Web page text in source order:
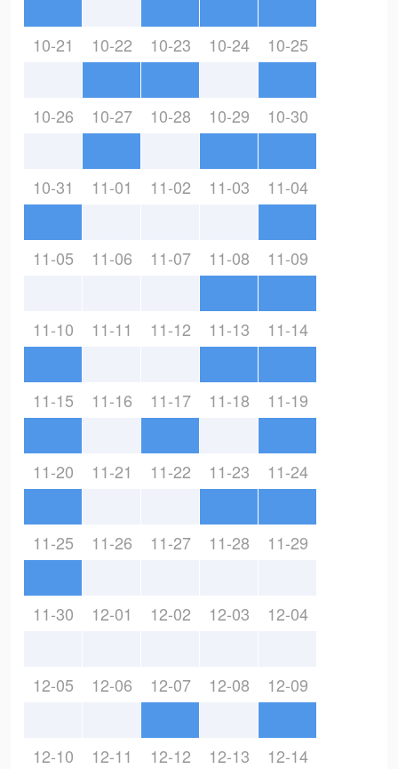
10-21 10-22 10-23 10-24 10-25
10-26 10-27 10-28 10-29 10-30
10-31 11-01 11-02 11-03 11-04
11-05 11-06 11-07 11-08 11-09
11-10 11-11 11-12 11-13 11-14
11-15 11-16 11-17 11-18 11-19
11-20 11-21 11-22 11-23 11-24
11-25 11-26 11-27 11-28 11-29
11-30 12-01 12-02 12-03 12-04
12-05 12-06 12-07 12-08 12-09
12-10 12-11 12-12 12-13 12-14